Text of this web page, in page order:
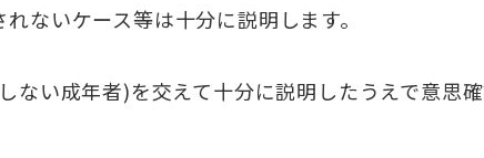
ないケース等は十分に説明します。
成年者)を交えて十分に説明したうえで意思確